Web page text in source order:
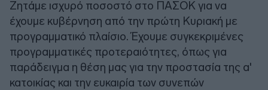
Ζητάμε ισχυρό ποσοστό στο ΠΑΣΟΚ για να
έχουμε κυβέρνηση από την πρώτη Κυριακή με
προγραμματικό πλαίσιο. Έχουμε συγκεκριμένες
προγραμματικές προτεραιότητες, όπως για
παράδειγμα η θέση μας για την προστασία της α'
κατοικίας και την ευκαιρία των συνεπών